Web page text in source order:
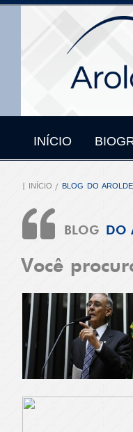
INÍCIO
INÍCIO BLOG DO AROLDE
BLOG DO
Você